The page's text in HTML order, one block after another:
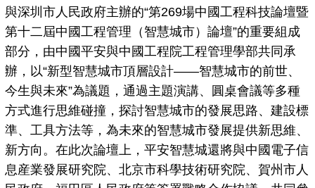
與深圳市人民政府主辦的“第269場中國工程科技論壇暨
第十二屆中國工程管理（智慧城市）論壇”的重要組成
部分，由中國平安與中國工程院工程管理學部共同承
辦，以“新型智慧城市頂層設計——智慧城市的前世、
今生與未來”為議題，通過主題演講、圓桌會議等多種
方式進行思維碰撞，探討智慧城市的發展思路、建設標
準、工具方法等，為未來的智慧城市發展提供新思維、
新方向。在此次論壇上，平安智慧城還將與中國電子信
息産業發展研究院、北京市科學技術研究院、賀州市人